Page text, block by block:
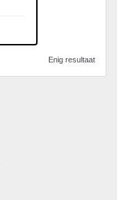
Enig resultaat